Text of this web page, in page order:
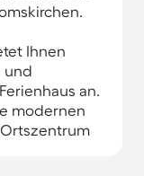
Ihnen
und
an.
modernen